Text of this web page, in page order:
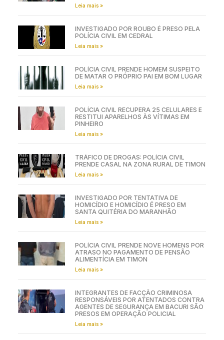
Leia mais »
INVESTIGADO POR ROUBO É PRESO PELA
POLÍCIA CIVIL EM CEDRAL
Leia mais »
POLÍCIA CIVIL PRENDE HOMEM SUSPEITO
DE MATAR O PRÓPRIO PAI EM BOM LUGAR
Leia mais »
POLÍCIA CIVIL RECUPERA 25 CELULARES E
RESTITUI APARELHOS ÀS VÍTIMAS EM
PINHEIRO
Leia mais »
TRÁFICO DE DROGAS: POLÍCIA CIVIL
PRENDE CASAL NA ZONA RURAL DE TIMON
Leia mais »
INVESTIGADO POR TENTATIVA DE
HOMICÍDIO E HOMICÍDIO É PRESO EM
SANTA QUITÉRIA DO MARANHÃO
Leia mais »
POLÍCIA CIVIL PRENDE NOVE HOMENS POR
ATRASO NO PAGAMENTO DE PENSÃO
ALIMENTÍCIA EM TIMON
Leia mais »
INTEGRANTES DE FACÇÃO CRIMINOSA
RESPONSÁVEIS POR ATENTADOS CONTRA
AGENTES DE SEGURANÇA EM BACURI SÃO
PRESOS EM OPERAÇÃO POLICIAL
Leia mais »